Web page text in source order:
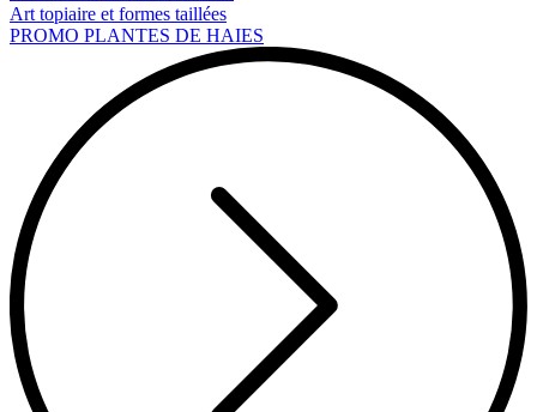
Art topiaire et formes taillées
PROMO PLANTES DE HAIES